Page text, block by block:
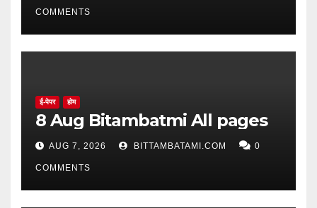
COMMENTS
ई-पेपर होम
8 Aug Bitambatmi All pages
AUG 7, 2026 BITTAMBATAMI.COM 0
COMMENTS